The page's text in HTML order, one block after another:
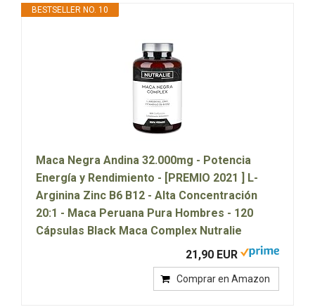
BESTSELLER NO. 10
Maca Negra Andina 32.000mg - Potencia
Energía y Rendimiento - [PREMIO 2021 ] L-
Arginina Zinc B6 B12 - Alta Concentración
20:1 - Maca Peruana Pura Hombres - 120
Cápsulas Black Maca Complex Nutralie
21,90 EUR
Comprar en Amazon